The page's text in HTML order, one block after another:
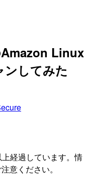
Linux
してみた
経過しています。情
意ください。